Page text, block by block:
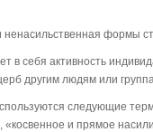
формы
в себя активность
другим людям или
следующие
и прямое